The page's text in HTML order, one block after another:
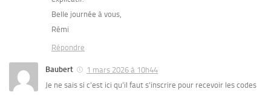
Belle journée à vous,
Rémi
Répondre
Baubert
1 mars 2026 à 10h44
Je ne sais si c’est ici qu’il faut s’inscrire pour recevoir les codes